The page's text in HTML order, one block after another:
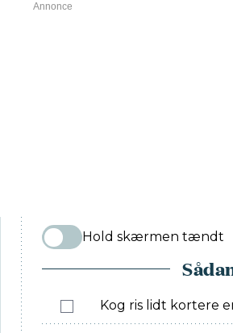
Hold skærmen tændt
Kog ris lidt kortere